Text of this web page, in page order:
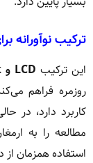
ترکیب نوآورانه
این ترکیب LCD و E-ink
مطالعه را به
استفاده همزمان از